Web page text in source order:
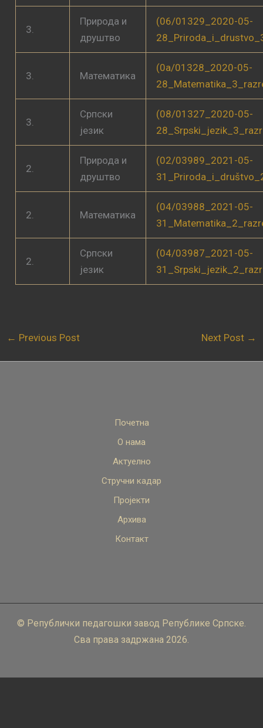
3.
Природа и
друштво
(06/01329_2020-05-
3. Математика
(0a/01328_2020-05-
3.
Српски
језик
(08/01327_2020-05-
2.
Природа и
друштво
(02/03989_2021-05-
2. Математика
(04/03988_2021-05-
2.
Српски
језик
(04/03987_2021-05-
← Previous Post Next Post →
Почетна
О нама
Актуелно
Стручни кадар
Пројекти
Архива
Контакт
© Републички педагошки завод Републике Српске.
Сва права задржана 2026.